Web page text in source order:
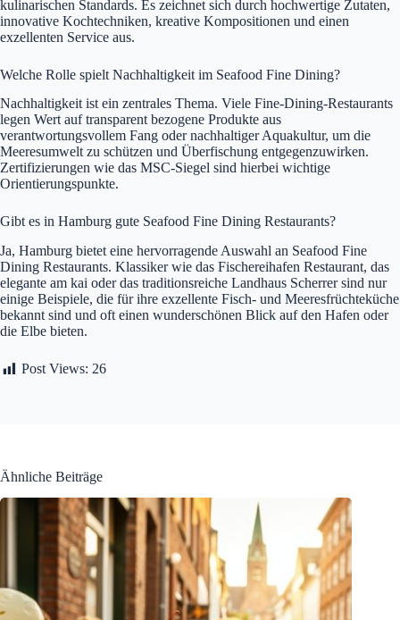
kulinarischen Standards. Es zeichnet sich durch hochwertige Zutaten,
innovative Kochtechniken, kreative Kompositionen und einen
exzellenten Service aus.
Welche Rolle spielt Nachhaltigkeit im Seafood Fine Dining?
Nachhaltigkeit ist ein zentrales Thema. Viele Fine-Dining-Restaurants
legen Wert auf transparent bezogene Produkte aus
verantwortungsvollem Fang oder nachhaltiger Aquakultur, um die
Meeresumwelt zu schützen und Überfischung entgegenzuwirken.
Zertifizierungen wie das MSC-Siegel sind hierbei wichtige
Orientierungspunkte.
Gibt es in Hamburg gute Seafood Fine Dining Restaurants?
Ja, Hamburg bietet eine hervorragende Auswahl an Seafood Fine
Dining Restaurants. Klassiker wie das Fischereihafen Restaurant, das
elegante am kai oder das traditionsreiche Landhaus Scherrer sind nur
einige Beispiele, die für ihre exzellente Fisch- und Meeresfrüchteküche
bekannt sind und oft einen wunderschönen Blick auf den Hafen oder
die Elbe bieten.
Post Views: 26
Ähnliche Beiträge